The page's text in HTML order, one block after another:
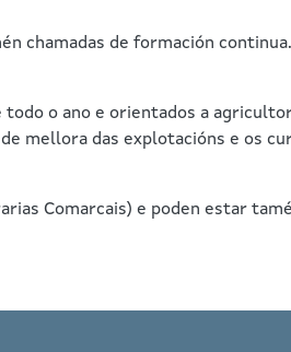
chamadas de formación
o ano e orientados a
mellora das explotacións e os
Comarcais) e poden estar